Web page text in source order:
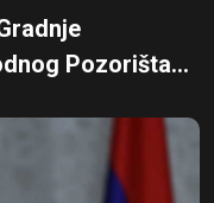
Pozorišta...